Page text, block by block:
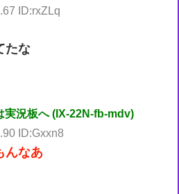
ID:rxZLq
たな
実況板へ (IX-22N-fb-mdv)
ID:Gxxn8
んなあ